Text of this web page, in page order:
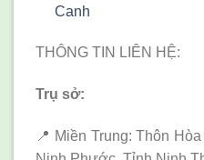
Canh
THÔNG TIN LIÊN HỆ:
Trụ sở:
📍 Miền Trung: Thôn